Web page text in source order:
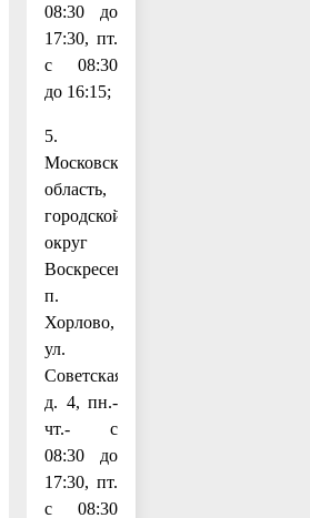
08:30 до
17:30, пт.
с 08:30
до 16:15;
5.
Московская
область,
городской
округ
Воскресенск,
п.
Хорлово,
ул.
Советская,
д. 4, пн.-
чт.- с
08:30 до
17:30, пт.
с 08:30